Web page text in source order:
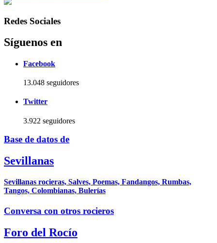
Redes Sociales
Síguenos en
Facebook
13.048 seguidores
Twitter
3.922 seguidores
Base de datos de
Sevillanas
Sevillanas rocieras, Salves, Poemas, Fandangos, Rumbas,
Tangos, Colombianas, Bulerías
Conversa con otros rocieros
Foro del Rocío